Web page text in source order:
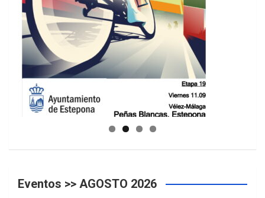
GUIA DE INSTALACIONES DEPORTIVAS
Eventos >> AGOSTO 2026